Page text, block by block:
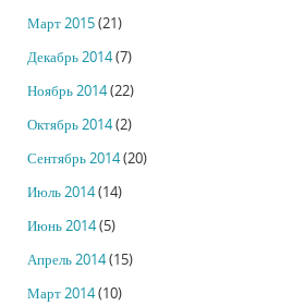
Март 2015(21)
Декабрь 2014(7)
Ноябрь 2014(22)
Октябрь 2014(2)
Сентябрь 2014(20)
Июль 2014(14)
Июнь 2014(5)
Апрель 2014(15)
Март 2014(10)